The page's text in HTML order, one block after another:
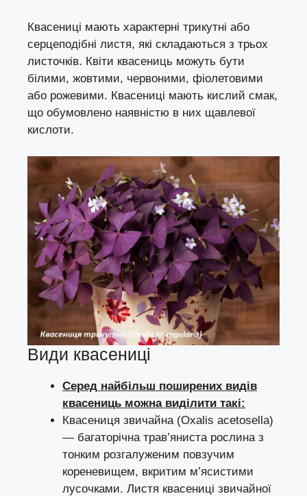
Квасениці мають характерні трикутні або
серцеподібні листя, які складаються з трьох
листочків. Квіти квасениць можуть бути
білими, жовтими, червоними, фіолетовими
або рожевими. Квасениці мають кислий смак,
що обумовлено наявністю в них щавлевої
кислоти.
Види квасениці
Серед найбільш поширених видів
квасениць можна виділити такі:
Квасениця звичайна (Oxalis acetosella)
— багаторічна трав’яниста рослина з
тонким розгалуженим повзучим
кореневищем, вкритим м’ясистими
лусочками. Листя квасениці звичайної